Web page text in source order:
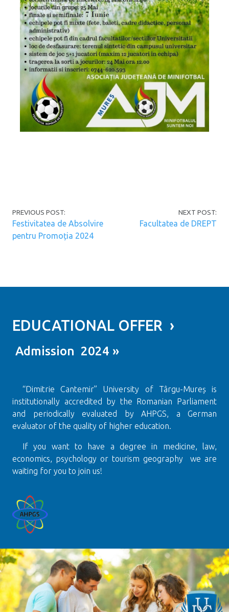
PREVIOUS POST:
Festivitatea de Absolvire
pentru Promoția 2024
NEXT POST:
Facultatea de DREPT
EDUCATIONAL OFFER ›
Admission 2024 »
“Dimitrie Cantemir” University of Târgu-Mureș is
institutionally accredited by the Romanian Parliament
and periodically evaluated by AHPGS, a German
evaluator of the quality of higher education.
If you want to have a degree in medicine, law,
economics, psychology or tourism geography we are
waiting for you to join us!